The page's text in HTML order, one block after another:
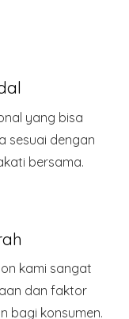
yang bisa
sesuai dengan
bersama.
kami sangat
dan faktor
bagi konsumen.